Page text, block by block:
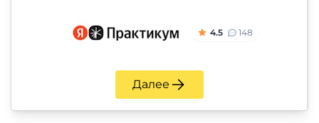
4.5 148
Далее